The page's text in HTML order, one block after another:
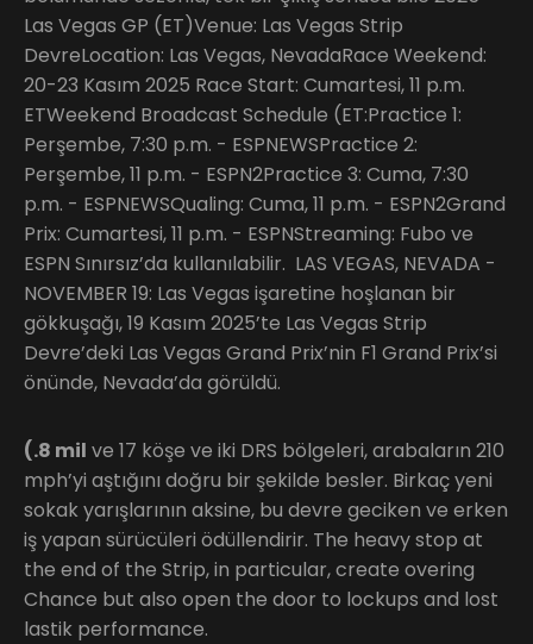
Las Vegas GP (ET)Venue: Las Vegas Strip
DevreLocation: Las Vegas, NevadaRace Weekend:
20-23 Kasım 2025 Race Start: Cumartesi, 11 p.m.
ETWeekend Broadcast Schedule (ET:Practice 1:
Perşembe, 7:30 p.m. - ESPNEWSPractice 2:
Perşembe, 11 p.m. - ESPN2Practice 3: Cuma, 7:30
p.m. - ESPNEWSQualing: Cuma, 11 p.m. - ESPN2Grand
Prix: Cumartesi, 11 p.m. - ESPNStreaming: Fubo ve
ESPN Sınırsız’da kullanılabilir. LAS VEGAS, NEVADA -
NOVEMBER 19: Las Vegas işaretine hoşlanan bir
gökkuşağı, 19 Kasım 2025’te Las Vegas Strip
Devre’deki Las Vegas Grand Prix’nin F1 Grand Prix’si
önünde, Nevada’da görüldü.
(.8 mil ve 17 köşe ve iki DRS bölgeleri, arabaların 210
mph’yi aştığını doğru bir şekilde besler. Birkaç yeni
sokak yarışlarının aksine, bu devre geciken ve erken
iş yapan sürücüleri ödüllendirir. The heavy stop at
the end of the Strip, in particular, create overing
Chance but also open the door to lockups and lost
lastik performance.